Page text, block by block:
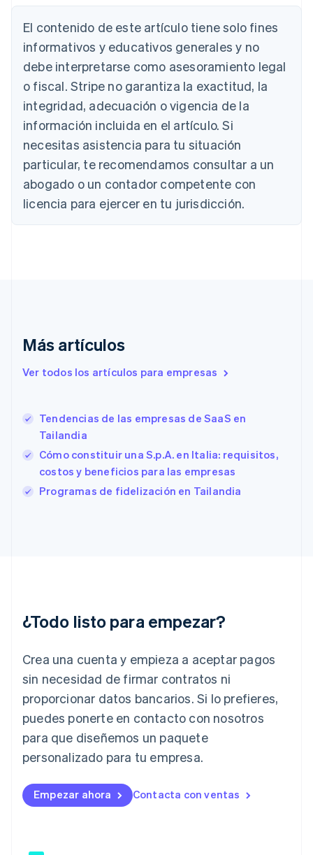
El contenido de este artículo tiene solo fines
informativos y educativos generales y no
debe interpretarse como asesoramiento legal
o fiscal. Stripe no garantiza la exactitud, la
integridad, adecuación o vigencia de la
información incluida en el artículo. Si
necesitas asistencia para tu situación
particular, te recomendamos consultar a un
abogado o un contador competente con
licencia para ejercer en tu jurisdicción.
Más artículos
Ver todos los artículos para empresas
Tendencias de las empresas de SaaS en
Tailandia
Cómo constituir una S.p.A. en Italia: requisitos,
costos y beneficios para las empresas
Programas de fidelización en Tailandia
¿Todo listo para empezar?
Crea una cuenta y empieza a aceptar pagos
sin necesidad de firmar contratos ni
proporcionar datos bancarios. Si lo prefieres,
puedes ponerte en contacto con nosotros
para que diseñemos un paquete
personalizado para tu empresa.
Empezar ahora Contacta con ventas
DeutschEnglish
Australia
English
Austria
DeutschEnglish
Nederlands FrançaisDeutsch English
Brasil
Português English
Bulgaria
English
Canadá
China continental
简体中文English
English
EnglishItaliano
Estados Unidos
EnglishEspañol
English
Finlandia
EnglishSvenska
India
English
English
Italia
Japón
日本語 English
Letonia
English
Liechtenstein
Lituania
English